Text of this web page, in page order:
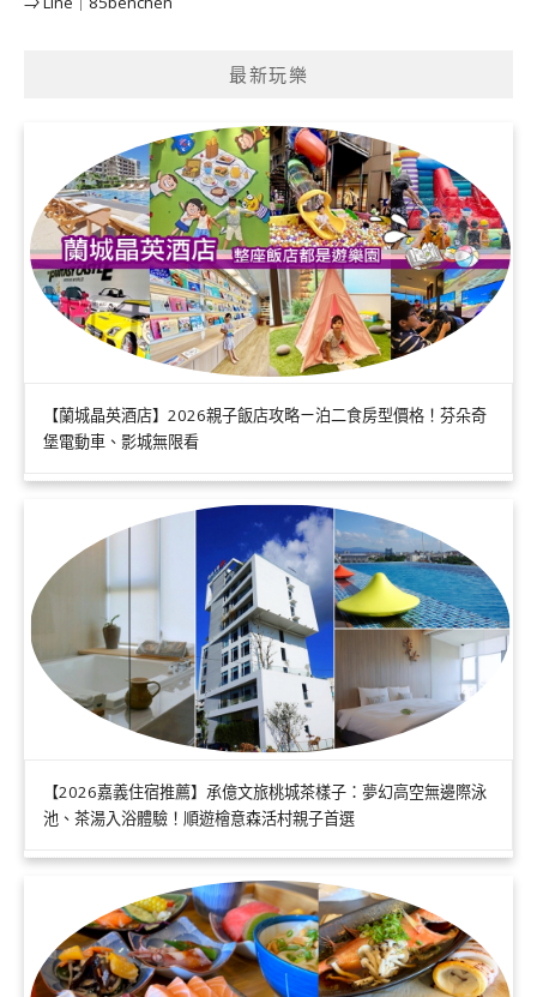
最新玩樂
【蘭城晶英酒店】2026親子飯店攻略ㄧ泊二食房型價格！芬朵奇
堡電動車、影城無限看
【2026嘉義住宿推薦】承億文旅桃城茶樣子：夢幻高空無邊際泳
池、茶湯入浴體驗！順遊檜意森活村親子首選